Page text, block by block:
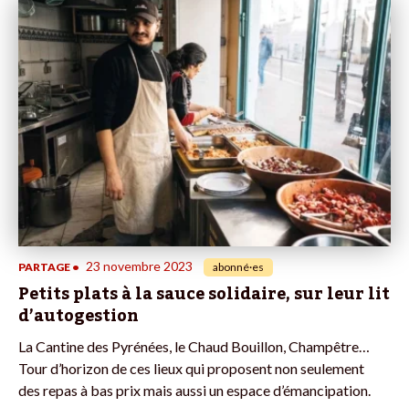
PARTAGE • 23 novembre 2023 abonné·es
Petits plats à la sauce solidaire, sur leur lit
d’autogestion
La Cantine des Pyrénées, le Chaud Bouillon, Champêtre…
Tour d’horizon de ces lieux qui proposent non seulement
des repas à bas prix mais aussi un espace d’émancipation.